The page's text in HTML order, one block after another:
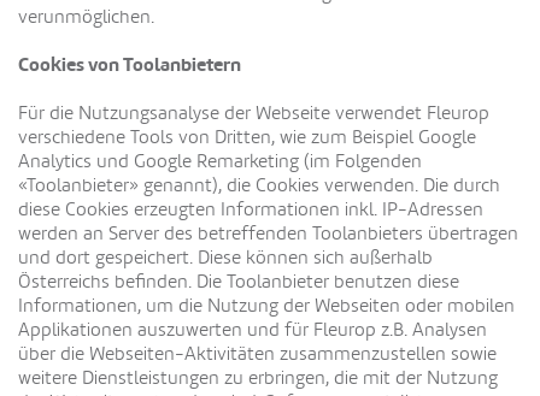
verunmöglichen.
Cookies von Toolanbietern
Für die Nutzungsanalyse der Webseite verwendet Fleurop
verschiedene Tools von Dritten, wie zum Beispiel Google
Analytics und Google Remarketing (im Folgenden
«Toolanbieter» genannt), die Cookies verwenden. Die durch
diese Cookies erzeugten Informationen inkl. IP-Adressen
werden an Server des betreffenden Toolanbieters übertragen
und dort gespeichert. Diese können sich außerhalb
Österreichs befinden. Die Toolanbieter benutzen diese
Informationen, um die Nutzung der Webseiten oder mobilen
Applikationen auszuwerten und für Fleurop z.B. Analysen
über die Webseiten-Aktivitäten zusammenzustellen sowie
weitere Dienstleistungen zu erbringen, die mit der Nutzung